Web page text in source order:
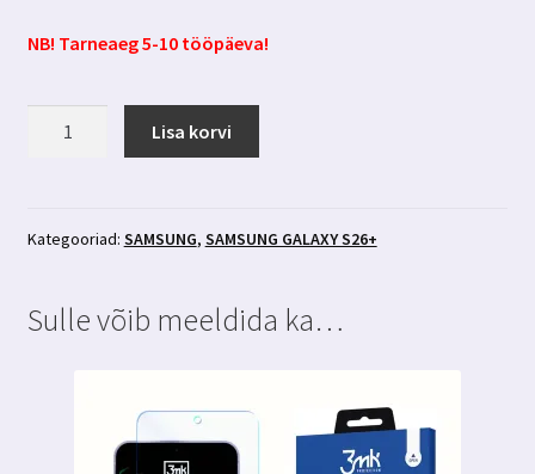
NB! Tarneaeg 5-10 tööpäeva!
Magsafe-
3MK
Lisa korvi
Kategooriad: SAMSUNG, SAMSUNG GALAXY S26+
Sulle võib meeldida ka…